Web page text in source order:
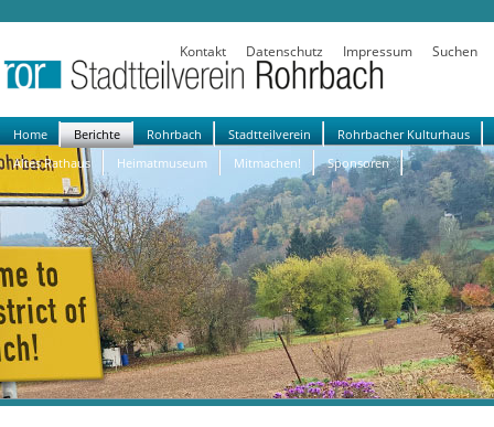
Kontakt Datenschutz Impressum Suchen
Navigation
überspringen
Home Berichte Rohrbach Stadtteilverein
Rohrbacher Kulturhaus
Altes Rathaus
Heimatmuseum Mitmachen! Sponsoren